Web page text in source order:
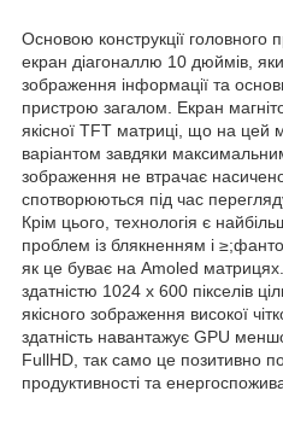
Основою конструкції головного
екран діагоналлю 10 дюймів,
зображення інформації та
пристрою загалом. Екран
якісної TFT матриці, що на
варіантом завдяки
зображення не втрачає
спотворюються під час
Крім цього, технологія є
проблем із блякненням і
як це буває на Amoled
здатністю 1024 х 600 пікселів
якісного зображення високої
здатність навантажує GPU
FullHD, так само це позитивно
продуктивності та